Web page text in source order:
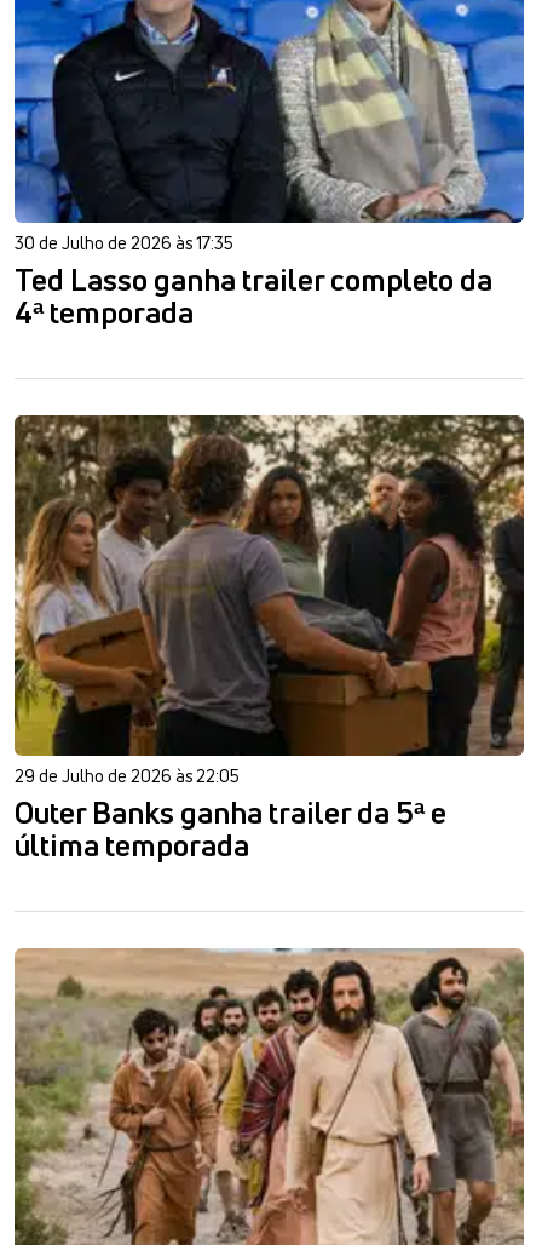
30 de Julho de 2026 às 17:35
Ted Lasso ganha trailer completo da
4ª temporada
29 de Julho de 2026 às 22:05
Outer Banks ganha trailer da 5ª e
última temporada